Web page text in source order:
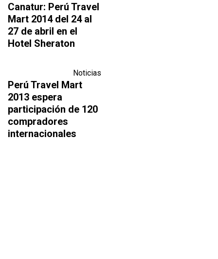
Canatur: Perú Travel
Mart 2014 del 24 al
27 de abril en el
Hotel Sheraton
Noticias
Perú Travel Mart
2013 espera
participación de 120
compradores
internacionales